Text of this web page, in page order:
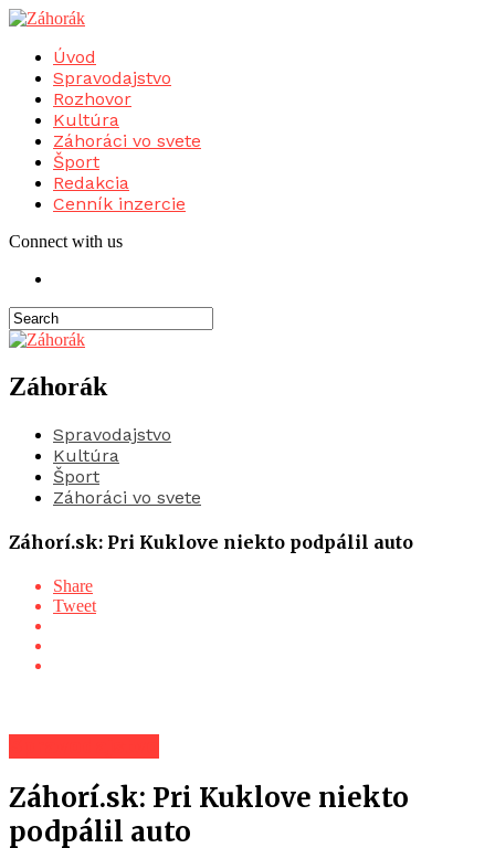
Úvod
Spravodajstvo
Rozhovor
Kultúra
Záhoráci vo svete
Šport
Redakcia
Cenník inzercie
Connect with us
Záhorák
Spravodajstvo
Kultúra
Šport
Záhoráci vo svete
Záhorí.sk: Pri Kuklove niekto podpálil auto
Share
Tweet
Záhorí.sk: Pri Kuklove niekto
podpálil auto